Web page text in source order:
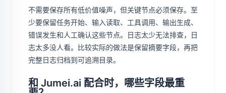
不需要保存所有低价值噪声，但关键节点必须保存。至
少要保留任务开始、输入读取、工具调用、输出生成、
错误发生和人工确认这些节点。日志太少无法排查，日
志太多没人看。比较实际的做法是保留摘要字段，再把
完整日志归档到可追溯目录。
和 Jumei.ai 配合时，哪些字段最重